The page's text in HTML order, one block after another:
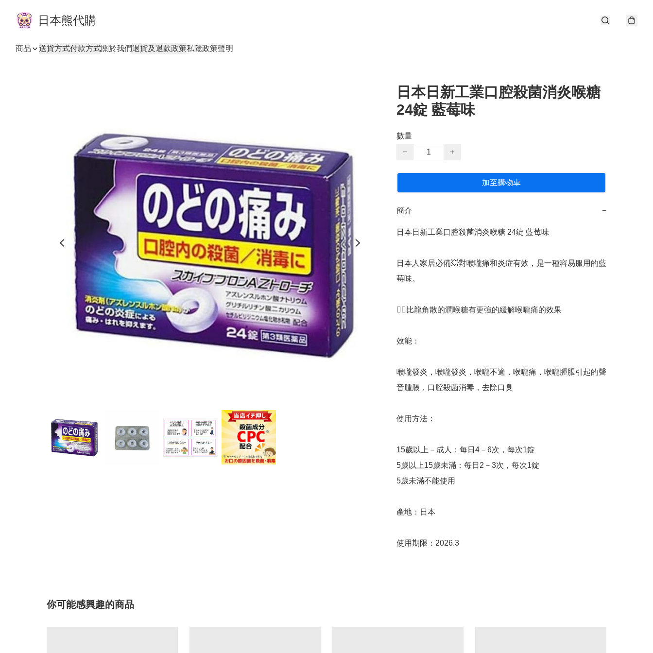
日本熊代購
商品 送貨方式付款方式關於我們退貨及退款政策私隱政策聲明
日本日新工業口腔殺菌消炎喉糖
24錠 藍莓味
數量
−
+
加至購物車
簡介 −
日本日新工業口腔殺菌消炎喉糖 24錠 藍莓味
日本人家居必備💥對喉嚨痛和炎症有效，是一種容易服用的藍
莓味。
👉🏻比龍角散的潤喉糖有更強的緩解喉嚨痛的效果
效能：
喉嚨發炎，喉嚨發炎，喉嚨不適，喉嚨痛，喉嚨腫脹引起的聲
音腫脹，口腔殺菌消毒，去除口臭
使用方法：
15歲以上－成人：每日4－6次，每次1錠
5歲以上15歲未滿：每日2－3次，每次1錠
5歲未滿不能使用
產地：日本
你可能感興趣的商品